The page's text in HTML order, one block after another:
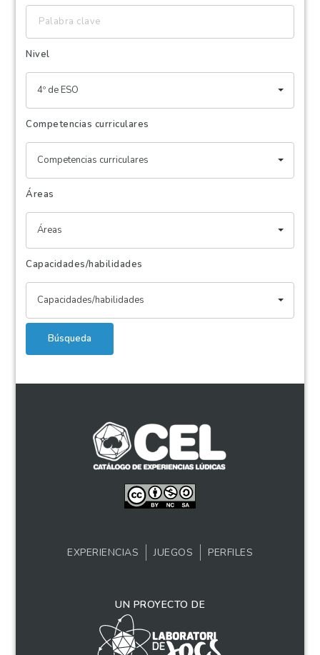
clave
Nivel
4º de ESO
Competencias curriculares
Competencias curriculares
Áreas
Áreas
Capacidades/habilidades
Capacidades/habilidades
Búsqueda
EXPERIENCIAS JUEGOS PERFILES
UN PROYECTO DE